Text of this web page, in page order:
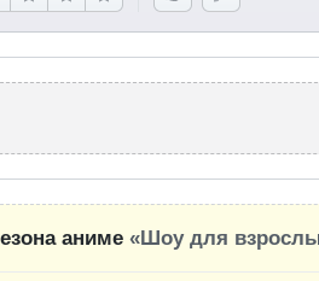
аниме «Шоу для